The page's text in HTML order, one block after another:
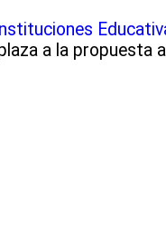
a la propuesta